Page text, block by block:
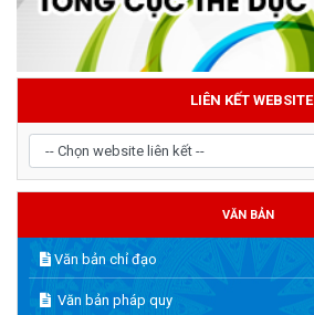
LIÊN KẾT WEBSITE
VĂN BẢN
Văn bản chỉ đạo
Văn bản pháp quy